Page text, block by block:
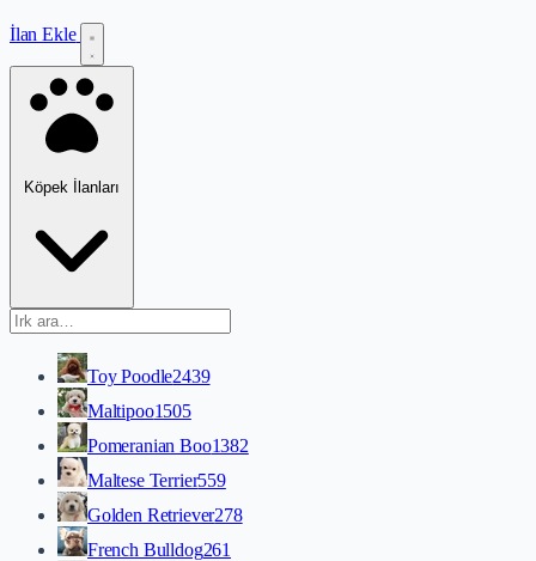
İlan Ekle
Köpek İlanları
Toy Poodle2439
Maltipoo1505
Pomeranian Boo1382
Maltese Terrier559
Golden Retriever278
French Bulldog261